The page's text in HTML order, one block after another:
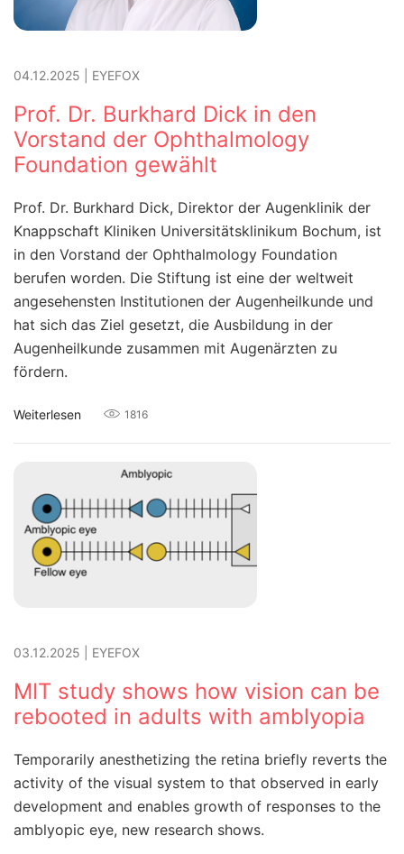
04.12.2025 EYEFOX
Prof. Dr. Burkhard Dick in den
Vorstand der Ophthalmology
Foundation gewählt
Prof. Dr. Burkhard Dick, Direktor der Augenklinik der
Knappschaft Kliniken Universitätsklinikum Bochum, ist
in den Vorstand der Ophthalmology Foundation
berufen worden. Die Stiftung ist eine der weltweit
angesehensten Institutionen der Augenheilkunde und
hat sich das Ziel gesetzt, die Ausbildung in der
Augenheilkunde zusammen mit Augenärzten zu
fördern.
Weiterlesen 1816
03.12.2025 EYEFOX
MIT study shows how vision can be
rebooted in adults with amblyopia
Temporarily anesthetizing the retina briefly reverts the
activity of the visual system to that observed in early
development and enables growth of responses to the
amblyopic eye, new research shows.